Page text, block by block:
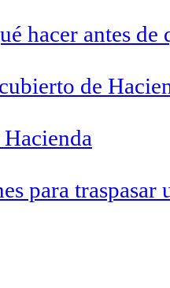
hacer antes de
de
para traspasar